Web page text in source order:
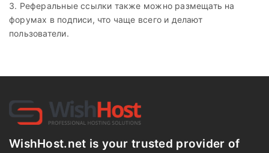
3. Реферальные ссылки также можно размещать на
форумах в подписи, что чаще всего и делают
пользователи.
WishHost.net is your trusted provider of